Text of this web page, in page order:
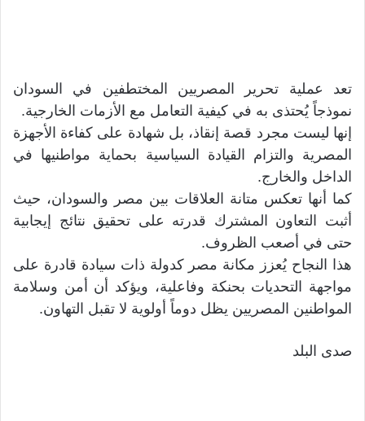
تعد عملية تحرير المصريين المختطفين في السودان
نموذجاً يُحتذى به في كيفية التعامل مع الأزمات الخارجية.
إنها ليست مجرد قصة إنقاذ، بل شهادة على كفاءة الأجهزة
المصرية والتزام القيادة السياسية بحماية مواطنيها في
الداخل والخارج.
كما أنها تعكس متانة العلاقات بين مصر والسودان، حيث
أثبت التعاون المشترك قدرته على تحقيق نتائج إيجابية
حتى في أصعب الظروف.
هذا النجاح يُعزز مكانة مصر كدولة ذات سيادة قادرة على
مواجهة التحديات بحنكة وفاعلية، ويؤكد أن أمن وسلامة
المواطنين المصريين يظل دوماً أولوية لا تقبل التهاون.
صدى البلد